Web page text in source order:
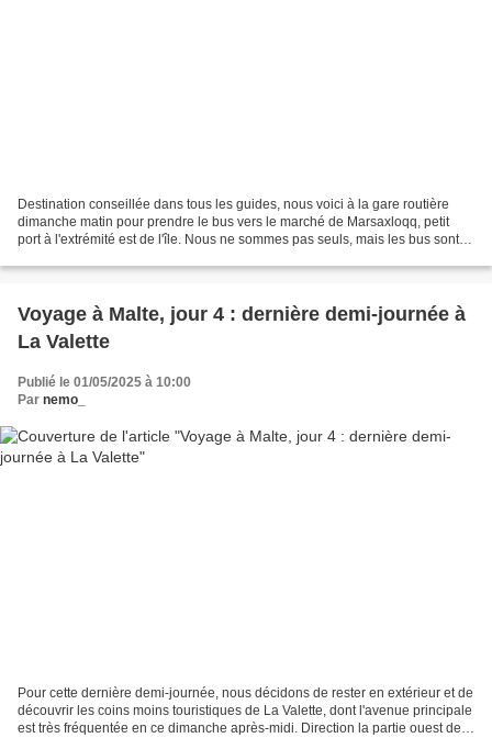
Destination conseillée dans tous les guides, nous voici à la gare routière
dimanche matin pour prendre le bus vers le marché de Marsaxloqq, petit
port à l'extrémité est de l'île. Nous ne sommes pas seuls, mais les bus sont
Voyage à Malte, jour 4 : dernière demi-journée à
La Valette
Publié le 01/05/2025 à 10:00
Par nemo_
Pour cette dernière demi-journée, nous décidons de rester en extérieur et de
découvrir les coins moins touristiques de La Valette, dont l'avenue principale
est très fréquentée en ce dimanche après-midi. Direction la partie ouest de